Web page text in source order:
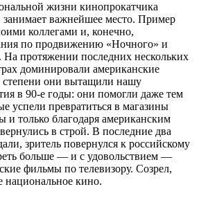
жизни кинопрокатчика
занимает важнейшее место. Пример
коллегами и, конечно,
по продвижению «Ночного» и
На протяжении последних нескольких
доминировали американские
они вытащили нашу
в 90-е годы: они помогли даже тем
успели превратиться в магазины
и только благодаря американским
в строй. В последние два
зритель повернулся к российскому
больше — и с удовольствием —
фильмы по телевизору. Созрел,
национальное кино.